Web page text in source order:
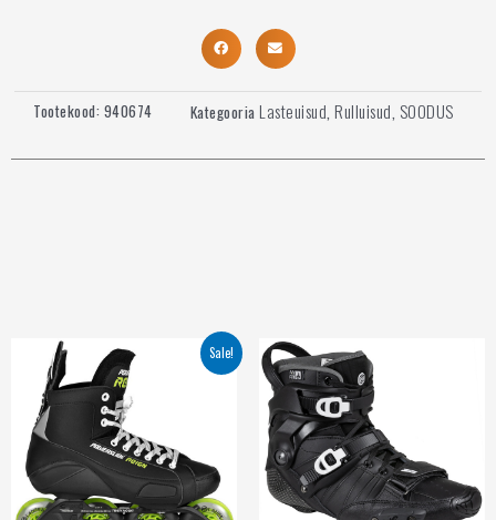
Tootekood: 940674 Kategooria Lasteuisud Rulluisud SOODUS
Sale!